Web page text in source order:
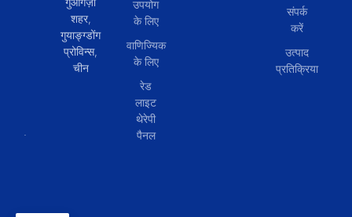
शहर,
गुयाङ्ग्डोंग
प्रोविन्स,
चीन
उपयोग
के लिए
वाणिज्यिक
के लिए
रेड
लाइट
थेरेपी
पैनल
संपर्क
करें
उत्पाद
प्रतिक्रिया